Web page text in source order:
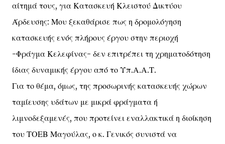
αίτημά τους, για Κατασκευή Κλειστού Δικτύου
Άρδευσης: Μου ξεκαθάρισε πως η δρομολόγηση
κατασκευής ενός πλήρους έργου στην περιοχή
-Φράγμα Κελεφίνας- δεν επιτρέπει τη χρηματοδότηση
ίδιας δυναμικής έργου από το Υπ.Α.Α.Τ.
Για το θέμα, όμως, της προσωρινής κατασκευής χώρων
ταμίευσης υδάτων με μικρά φράγματα ή
λιμνοδεξαμενές, που προτείνει εναλλακτικά η διοίκηση
του ΤΟΕΒ Μαγούλας, ο κ. Γενικός συνιστά να